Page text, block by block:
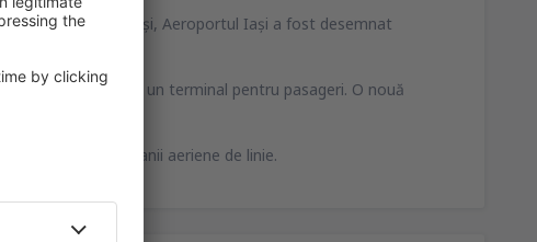
- Galaţi - Iaşi, Aeroportul Iaşi a fost desemnat
de 1 800 m şi un terminal pentru pasageri. O nouă
a patru companii aeriene de linie.